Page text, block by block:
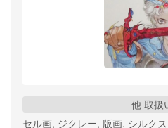
他 取扱
セル画, ジクレー, 版画, シルク